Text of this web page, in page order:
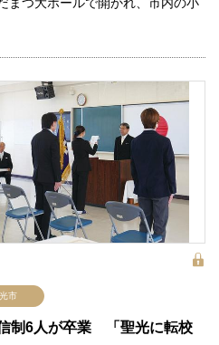
光市
信制6人が卒業 「聖光に転校